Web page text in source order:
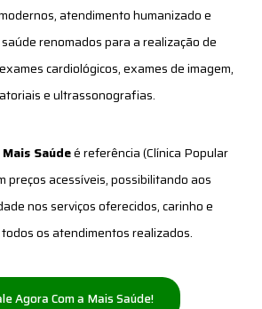
atendimento humanizado e
renomados para a realização de
cardiológicos, exames de imagem,
e ultrassonografias.
Saúdeé referência (Clínica Popular
preços acessíveis, possibilitando aos
nos serviços oferecidos, carinho e
os atendimentos realizados.
Agora Com a Mais Saúde!